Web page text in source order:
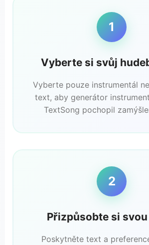
1
Vyberte si svůj
Vyberte pouze instrumentál
text, aby generátor
TextSong pochopil
2
Přizpůsobte si
Poskytněte text a